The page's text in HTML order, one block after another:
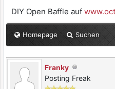
DIY Open Baffle auf
Homepage Suchen
Franky
Posting Freak